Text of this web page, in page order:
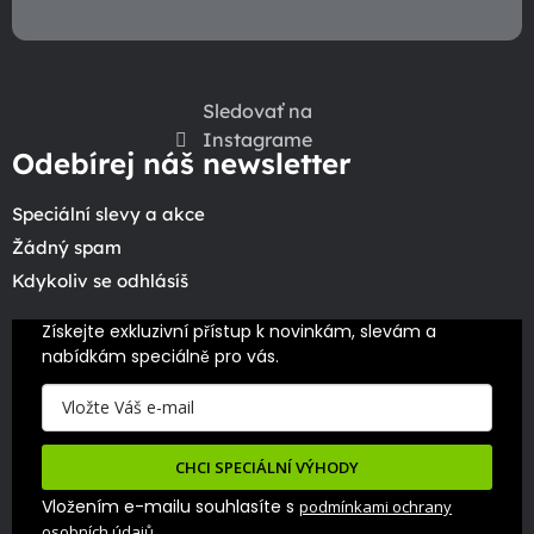
Sledovať na
Instagrame
Odebírej náš newsletter
Speciální slevy a akce
Žádný spam
Kdykoliv se odhlásíš
Získejte exkluzivní přístup k novinkám, slevám a
nabídkám speciálně pro vás.
CHCI SPECIÁLNÍ VÝHODY
Vložením e-mailu souhlasíte s podmínkami ochrany